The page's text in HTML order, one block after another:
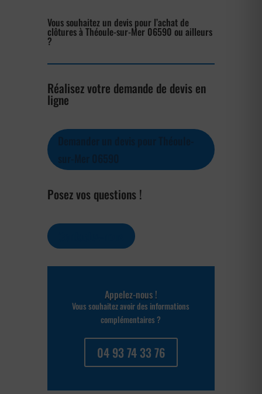
Vous souhaitez un devis pour l’achat de
clôtures à Théoule-sur-Mer 06590 ou ailleurs
?
Réalisez votre demande de devis en
ligne
Posez vos questions !
Appelez-nous !
Vous souhaitez avoir des informations
complémentaires ?
04 93 74 33 76